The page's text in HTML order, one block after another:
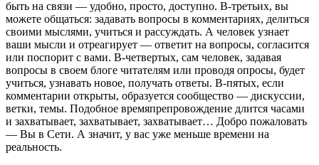
быть на связи — удобно, просто, доступно. В-третьих, вы
можете общаться: задавать вопросы в комментариях, делиться
своими мыслями, учиться и рассуждать. А человек узнает
ваши мысли и отреагирует — ответит на вопросы, согласится
или поспорит с вами. В-четвертых, сам человек, задавая
вопросы в своем блоге читателям или проводя опросы, будет
учиться, узнавать новое, получать ответы. В-пятых, если
комментарии открыты, образуется сообщество — дискуссии,
ветки, темы. Подобное времяпрепровождение длится часами
и захватывает, захватывает, захватывает… Добро пожаловать
— Вы в Сети. А значит, у вас уже меньше времени на
реальность.